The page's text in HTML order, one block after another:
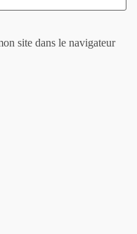
site dans le navigateur